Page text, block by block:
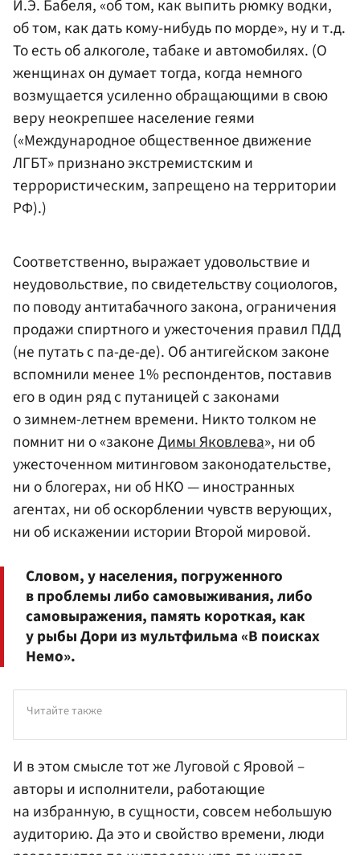
И.Э. Бабеля, «об том, как выпить рюмку водки,
об том, как дать кому-нибудь по морде», ну и т.д.
То есть об алкоголе, табаке и автомобилях. (О
женщинах он думает тогда, когда немного
возмущается усиленно обращающими в свою
веру неокрепшее население геями
(«Международное общественное движение
ЛГБТ» признано экстремистским и
террористическим, запрещено на территории
РФ).)
Соответственно, выражает удовольствие и
неудовольствие, по свидетельству социологов,
по поводу антитабачного закона, ограничения
продажи спиртного и ужесточения правил ПДД
(не путать с па-де-де). Об антигейском законе
вспомнили менее 1% респондентов, поставив
его в один ряд с путаницей с законами
о зимнем-летнем времени. Никто толком не
помнит ни о «законеДимы Яковлева», ни об
ужесточенном митинговом законодательстве,
ни о блогерах, ни об НКО — иностранных
агентах, ни об оскорблении чувств верующих,
ни об искажении истории Второй мировой.
Словом, у населения, погруженного
в проблемы либо самовыживания, либо
самовыражения, память короткая, как
у рыбы Дори из мультфильма «В поисках
Немо».
Читайте также
И в этом смысле тот же Луговой с Яровой –
авторы и исполнители, работающие
на избранную, в сущности, совсем небольшую
аудиторию. Да это и свойство времени, люди